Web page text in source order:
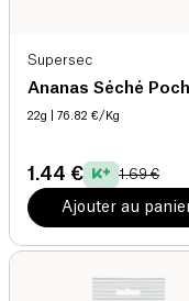
Supersec
Ananas Séché
22g | 76.82 €/Kg
1.44 € 1.69 €
Ajouter au